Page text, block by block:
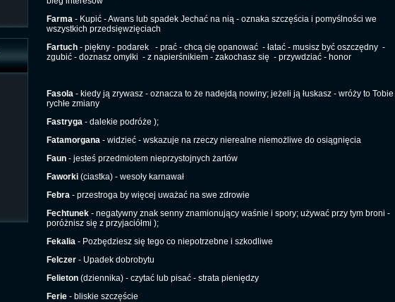
Farma- Kupić - Awans lub spadek Jechać na nią - oznaka szczęścia i pomyślności we
wszystkich przedsięwzięciach
Fartuch- piękny - podarek - prać - chcą cię opanować - łatać - musisz być oszczędny -
zgubić - doznasz omyłki - z napierśnikiem - zakochasz się - przywdziać - honor
Fasola- kiedy ją zrywasz - oznacza to że nadejdą nowiny; jeżeli ją łuskasz - wróży to Tobie
rychłe zmiany
Fastryga- dalekie podróże );
Fatamorgana- widzieć - wskazuje na rzeczy nierealne niemożliwe do osiągnięcia
Faun- jesteś przedmiotem nieprzystojnych żartów
Faworki(ciastka) - wesoły karnawał
Febra- przestroga by więcej uważać na swe zdrowie
Fechtunek- negatywny znak senny znamionujący waśnie i spory; używać przy tym broni -
poróżnisz się z przyjaciółmi );
Fekalia- Pozbędziesz się tego co niepotrzebne i szkodliwe
Felczer- Upadek dobrobytu
Felieton(dziennika) - czytać lub pisać - strata pieniędzy
Ferie- bliskie szczęście